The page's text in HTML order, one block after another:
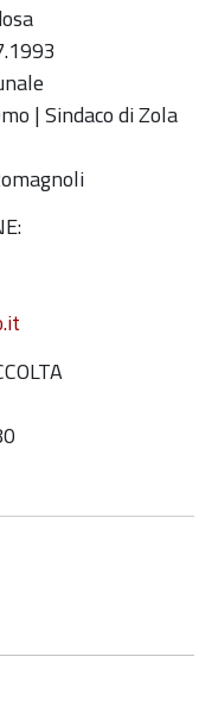
| Sindaco di Zola